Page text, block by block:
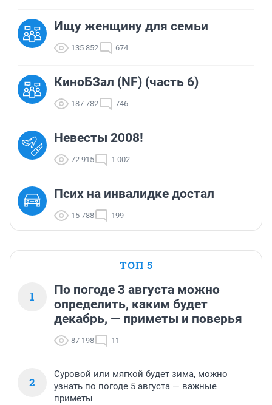
Ищу женщину для семьи
135 852 674
КиноБЗал (NF) (часть 6)
187 782 746
Невесты 2008!
72 915 1 002
Псих на инвалидке достал
15 788 199
ТОП 5
1
По погоде 3 августа можно
определить, каким будет
декабрь, — приметы и поверья
87 198 11
2
Суровой или мягкой будет зима, можно
узнать по погоде 5 августа — важные
приметы